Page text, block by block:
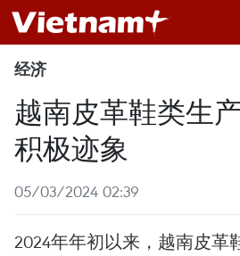
经济
越南皮革鞋类生
积极迹象
05/03/2024 02:39
2024年年初以来，越南皮革